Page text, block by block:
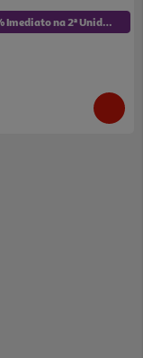
-50% Imediato na 2ª Unidade